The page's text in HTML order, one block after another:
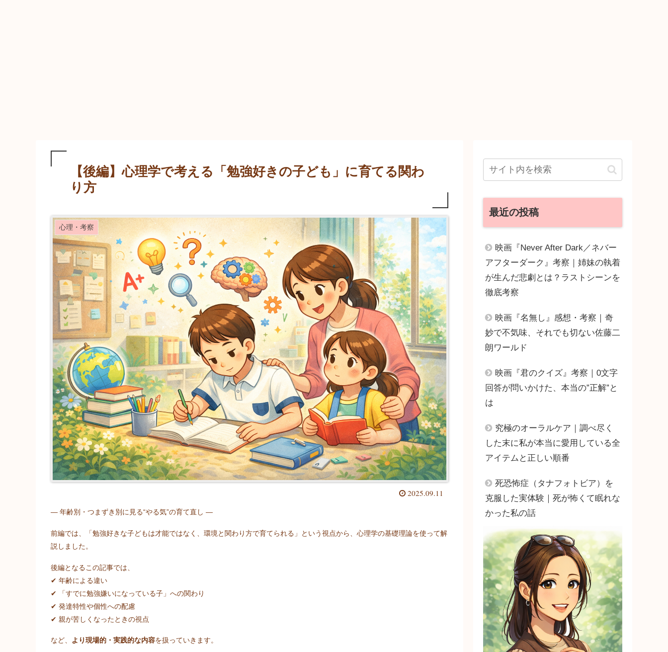
【後編】心理学で考える「勉強好きの子ども」に育てる関わ
り方
心理・考察
2025.09.11
― 年齢別・つまずき別に見る“やる気”の育て直し ―
前編では、「勉強好きな子どもは才能ではなく、環境と関わり方で育てられる」という視点から、心理学の基礎理論を使って解
説しました。
後編となるこの記事では、
✔ 年齢による違い
✔ 「すでに勉強嫌いになっている子」への関わり
✔ 発達特性や個性への配慮
✔ 親が苦しくなったときの視点
など、 より現場的・実践的な内容を扱っていきます。
最近の投稿
映画『Never After Dark／ネバー
アフターダーク』考察｜姉妹の執着
が生んだ悲劇とは？ラストシーンを
徹底考察
映画『名無し』感想・考察｜奇
妙で不気味、それでも切ない佐藤二
朗ワールド
映画『君のクイズ』考察｜0文字
回答が問いかけた、本当の”正解”と
は
究極のオーラルケア｜調べ尽く
した末に私が本当に愛用している全
アイテムと正しい順番
死恐怖症（タナフォトビア）を
克服した実体験｜死が怖くて眠れな
かった私の話